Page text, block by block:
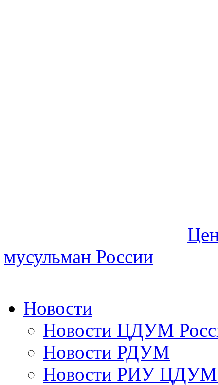
мусульман России
Новости
Новости ЦДУМ
Новости РДУМ
Новости РИУ ЦДУМ